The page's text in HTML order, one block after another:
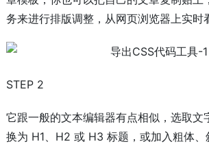
务来进行排版调整，从网页浏览器上实时
STEP 2
它跟一般的文本编辑器有点相似，选取文
换为 H1、H2 或 H3 标题，或加入粗体、